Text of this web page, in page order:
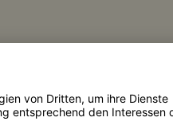
geschnitten